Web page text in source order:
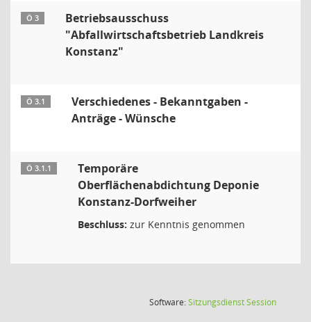
Ö 3
Betriebsausschuss
"Abfallwirtschaftsbetrieb Landkreis
Konstanz"
Ö 3.1
Verschiedenes - Bekanntgaben -
Anträge - Wünsche
Ö 3.1.1
Temporäre
Oberflächenabdichtung Deponie
Konstanz-Dorfweiher
Beschluss: zur Kenntnis genommen
Software:SitzungsdienstSession(Wird in